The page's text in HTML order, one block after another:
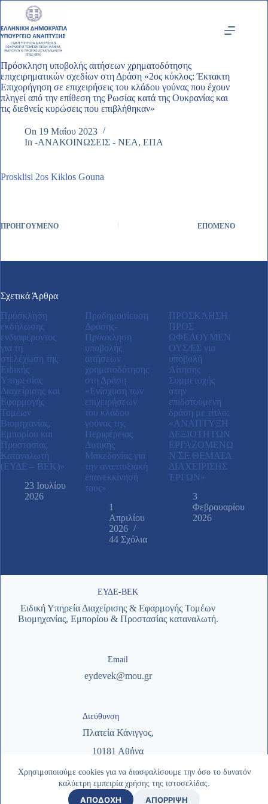
Μετάβαση
περιεχόμενο
Χρησιμοποιούμε cookies για να διασφαλίσουμε την όσο το δυνατόν
καλύετρη εμπειρία χρήσης της ιστοσελίδας.
ΑΠΟΔΟΧΗ ΑΠΟΡΡΙΨΗ
Πρόσκληση υποβολής αιτήσεων χρηματοδότησης
επιχειρηματικών σχεδίων στη Δράση «2ος κύκλος: Έκτακτη
Επιχορήγηση σε επιχειρήσεις του κλάδου γούνας που έχουν
πληγεί από την επίθεση της Ρωσίας κατά της Ουκρανίας και
τις διεθνείς κυρώσεις που επιβλήθηκαν»
On 19 Μαΐου 2023
In -ΑΝΑΚΟΙΝΩΣΕΙΣ - ΝΕΑ,ΕΠΑ
Prosklisi 2os Kiklos Gouna
ΠΡΟΗΓΟΎΜΕΝΟ ΕΠΌΜΕΝΟ
Σχετικά Άρθρα
Πρόσκληση
εκδήλωσης
ενδιαφέροντος
για τη
στελέχωση της
Ειδικής
Υπηρεσίας
Διαχείρισης και
Εφαρμογής
Τομέων
Βιομηχανίας,
Εμπορίου και
Προστασίας
Καταναλωτή
(ΕΥΔΕ – ΒΕΚ)»
23 Ιουλίου
2026
Προδημοσίευση
Δράσης-
Πρόσκληση
υποβολής
αιτήσεων
χρηματοδότησης
στη Δράση
«Ενίσχυση των
επιχειρήσεων
του κλάδου
γούνας της
Περιφέρειας
Δυτικής
Μακεδονίας για
την αναπτυξιακή
επανεκκίνησή
τους»
1
Απριλίου
2026
44 Σχόλια
ΠΡΟΣΚΛΗΣΗ
ΠΡΟΣ
ΩΦΕΛΟΥΜΕΝ
ΟΥΣ/ΕΣ για
υποβολή
Αίτησης
Συμμετοχής
στην
επιδοτούμενη
δράση με τίτλο:
«ΑΝAΠΤΥΞΗ
ΔΕΞΙΟΤHΤΩΝ
ΕΡΓΑΖΟΜEΝΩ
Ν ΣΕ ΘEΜΑΤΑ
ΔΙΑΧΕIΡΙΣΗΣ
ΈΡΓΩΝ»
3
Φεβρουαρίου
2026
ΕΥΔΕ-ΒΕΚ
Ειδική Υπηρεία Διαχείρισης & Εφαρμογής Τομέων
Βιομηχανίας, Εμπορίου & Προστασίας καταναλωτή.
Email
eydevek@mou.gr
Διεύθυνση
Πλατεία Κάνιγγος,
10181 Αθήνα
Copyright © 2026 - ΕΥΔΕ-ΒΕΚ | Σχεδιασμός & Υλοποίηση